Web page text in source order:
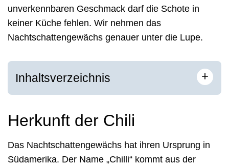
unverkennbaren Geschmack darf die Schote in
keiner Küche fehlen. Wir nehmen das
Nachtschattengewächs genauer unter die Lupe.
Inhaltsverzeichnis +
Herkunft der Chili
Das Nachtschattengewächs hat ihren Ursprung in
Südamerika. Der Name „Chilli“ kommt aus der